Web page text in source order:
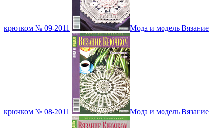
крючком № 09-2011 Мода и модель Вязание
крючком № 08-2011 Мода и модель Вязание